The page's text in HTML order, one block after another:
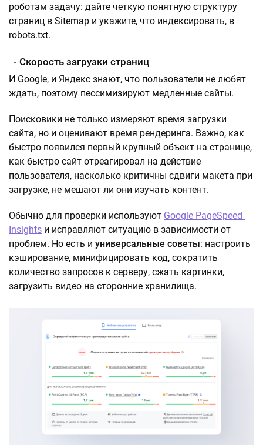
роботам задачу: дайте четкую понятную структуру
страниц в Sitemap и укажите, что индексировать, в
robots.txt.
- Скорость загрузки страниц
И Google, и Яндекс знают, что пользователи не любят
ждать, поэтому пессимизируют медленные сайты.
Поисковики не только измеряют время загрузки
сайта, но и оценивают время рендеринга. Важно, как
быстро появился первый крупный объект на странице,
как быстро сайт отреагировал на действие
пользователя, насколько критичны сдвиги макета при
загрузке, не мешают ли они изучать контент.
Обычно для проверки используют Google PageSpeed ​​
Insights и исправляют ситуацию в зависимости от
проблем. Но есть и универсальные советы: настроить
кэширование, минифицировать код, сократить
количество запросов к серверу, сжать картинки,
загрузить видео на сторонние хранилища.